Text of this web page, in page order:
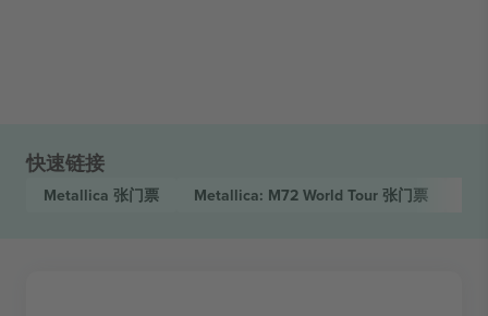
快速链接
Metallica 张门票 Metallica: M72 World Tour 张门票